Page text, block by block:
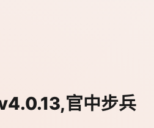
官中步兵